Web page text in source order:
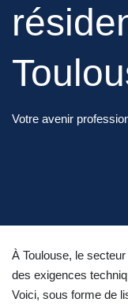
Votre avenir
À Toulouse, le
des exigences
Voici, sous forme de